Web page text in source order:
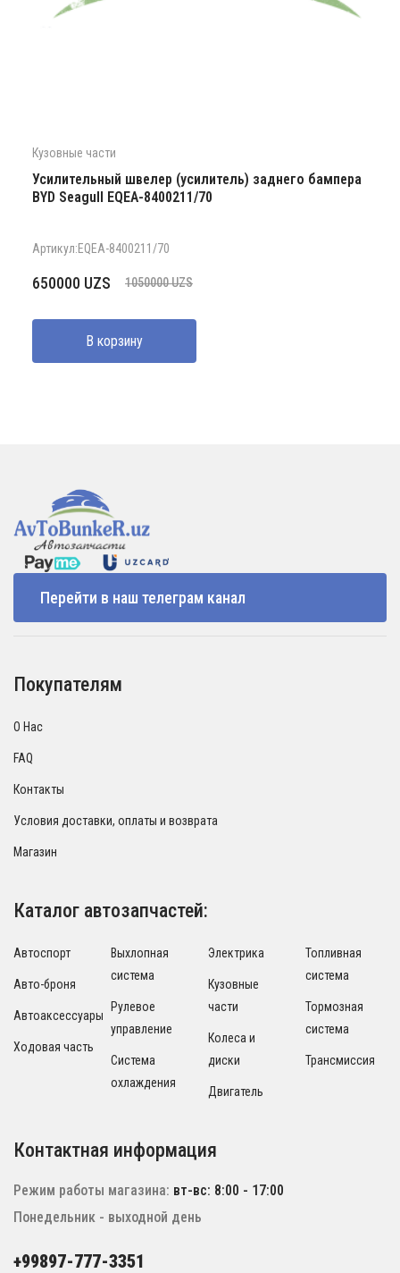
Кузовные части
Усилительный швелер (усилитель) заднего бампера
BYD Seagull EQEA-8400211/70
Артикул:EQEA-8400211/70
1050000UZS
Первоначальная
составляла
1050000 UZS.
650000 UZS
Текущая
650000 UZS.
В корзину
Перейти в наш телеграм канал
Покупателям
О Нас
FAQ
Контакты
Условия доставки, оплаты и возврата
Магазин
Каталог автозапчастей:
Автоспорт
Авто-броня
Автоаксессуары
Ходовая часть
Выхлопная
система
Рулевое
управление
Система
охлаждения
Электрика
Кузовные
части
Колеса и
диски
Двигатель
Топливная
система
Тормозная
система
Трансмиссия
Контактная информация
Режим работы магазина: вт-вс: 8:00 - 17:00
Понедельник - выходной день
+99897-777-3351